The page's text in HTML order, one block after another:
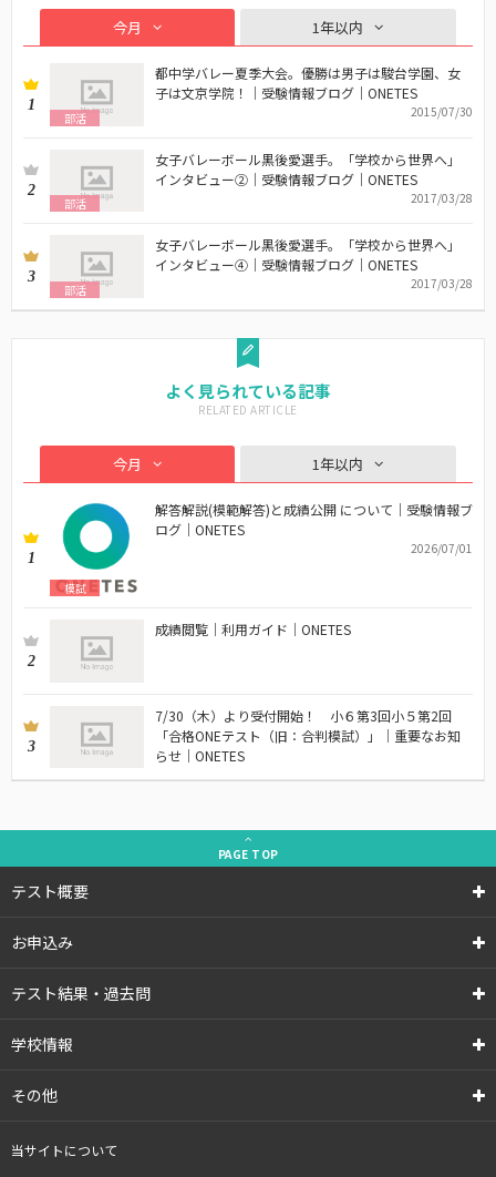
今月 1年以内
1
部活
都中学バレー夏季大会。優勝は男子は駿台学園、女
子は文京学院！｜受験情報ブログ｜ONETES
2015/07/30
2
部活
女子バレーボール黒後愛選手。「学校から世界へ」
インタビュー②｜受験情報ブログ｜ONETES
2017/03/28
3
部活
女子バレーボール黒後愛選手。「学校から世界へ」
インタビュー④｜受験情報ブログ｜ONETES
2017/03/28
よく見られている記事
今月 1年以内
1
模試
解答解説(模範解答)と成績公開 について｜受験情報ブ
ログ｜ONETES
2026/07/01
2
成績閲覧｜利用ガイド｜ONETES
3
7/30（木）より受付開始！ 小６第3回小５第2回
「合格ONEテスト（旧：合判模試）」｜重要なお知
らせ｜ONETES
PAGE TOP
テスト概要
お申込み
テスト結果・過去問
学校情報
その他
当サイトについて